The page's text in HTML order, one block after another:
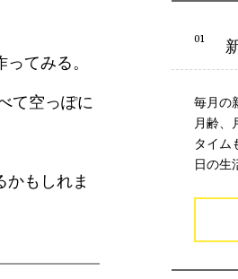
てみる。
て空っぽに
かもしれま
毎月の
月齢、
タイム
日の生